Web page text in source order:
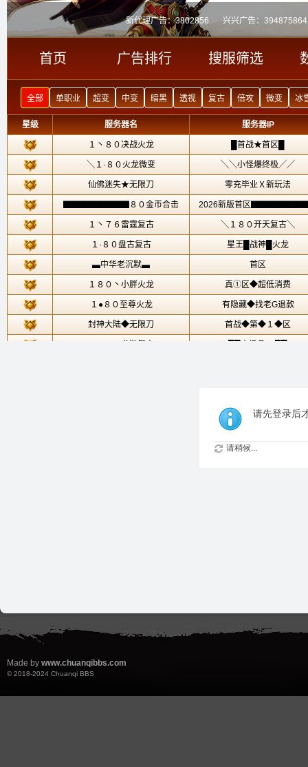
请先登录后
请稍候...
Made by www.chuanqibbs.com
© 2018-2024 Chuanqi BBS